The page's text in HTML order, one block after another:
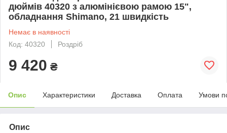
дюймів 40320 з алюмінієвою рамою 15",
обладнання Shimano, 21 швидкість
Немає в наявності
Код: 40320
Роздріб
9 420 ₴
Опис Характеристики Доставка Оплата Умови
Опис